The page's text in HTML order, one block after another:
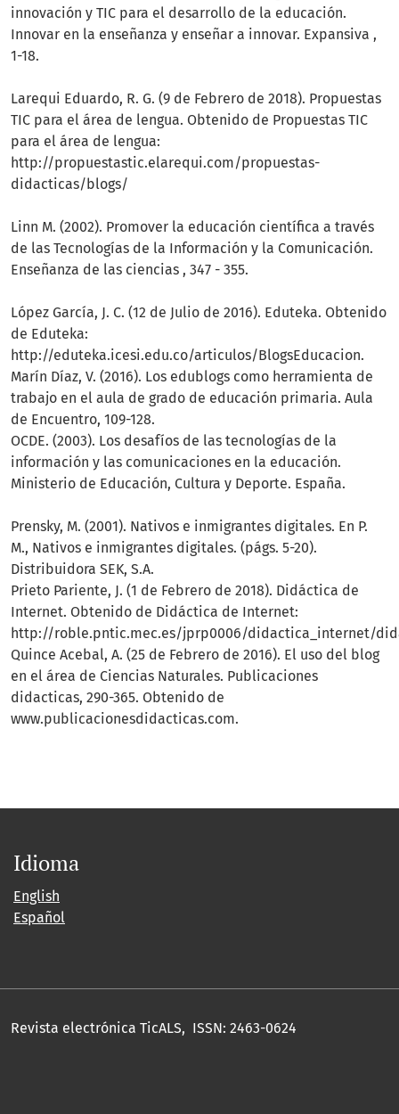
innovación y TIC para el desarrollo de la educación.
Innovar en la enseñanza y enseñar a innovar. Expansiva ,
1-18.
Larequi Eduardo, R. G. (9 de Febrero de 2018). Propuestas
TIC para el área de lengua. Obtenido de Propuestas TIC
para el área de lengua:
http://propuestastic.elarequi.com/propuestas-
didacticas/blogs/
Linn M. (2002). Promover la educación científica a través
de las Tecnologías de la Información y la Comunicación.
Enseñanza de las ciencias , 347 - 355.
López García, J. C. (12 de Julio de 2016). Eduteka. Obtenido
de Eduteka:
http://eduteka.icesi.edu.co/articulos/BlogsEducacion.
Marín Díaz, V. (2016). Los edublogs como herramienta de
trabajo en el aula de grado de educación primaria. Aula
de Encuentro, 109-128.
OCDE. (2003). Los desafíos de las tecnologías de la
información y las comunicaciones en la educación.
Ministerio de Educación, Cultura y Deporte. España.
Prensky, M. (2001). Nativos e inmigrantes digitales. En P.
M., Nativos e inmigrantes digitales. (págs. 5-20).
Distribuidora SEK, S.A.
Prieto Pariente, J. (1 de Febrero de 2018). Didáctica de
Internet. Obtenido de Didáctica de Internet:
http://roble.pntic.mec.es/jprp0006/didactica_internet/
Quince Acebal, A. (25 de Febrero de 2016). El uso del blog
en el área de Ciencias Naturales. Publicaciones
didacticas, 290-365. Obtenido de
www.publicacionesdidacticas.com.
Idioma
English
Español
Revista electrónica TicALS, ISSN: 2463-0624